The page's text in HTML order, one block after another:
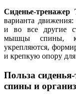
Сиденье-тренажер
варианта движения:
и во все другие
мышцы спины,
укрепляются,
и крепкую опору
Польза
спины и